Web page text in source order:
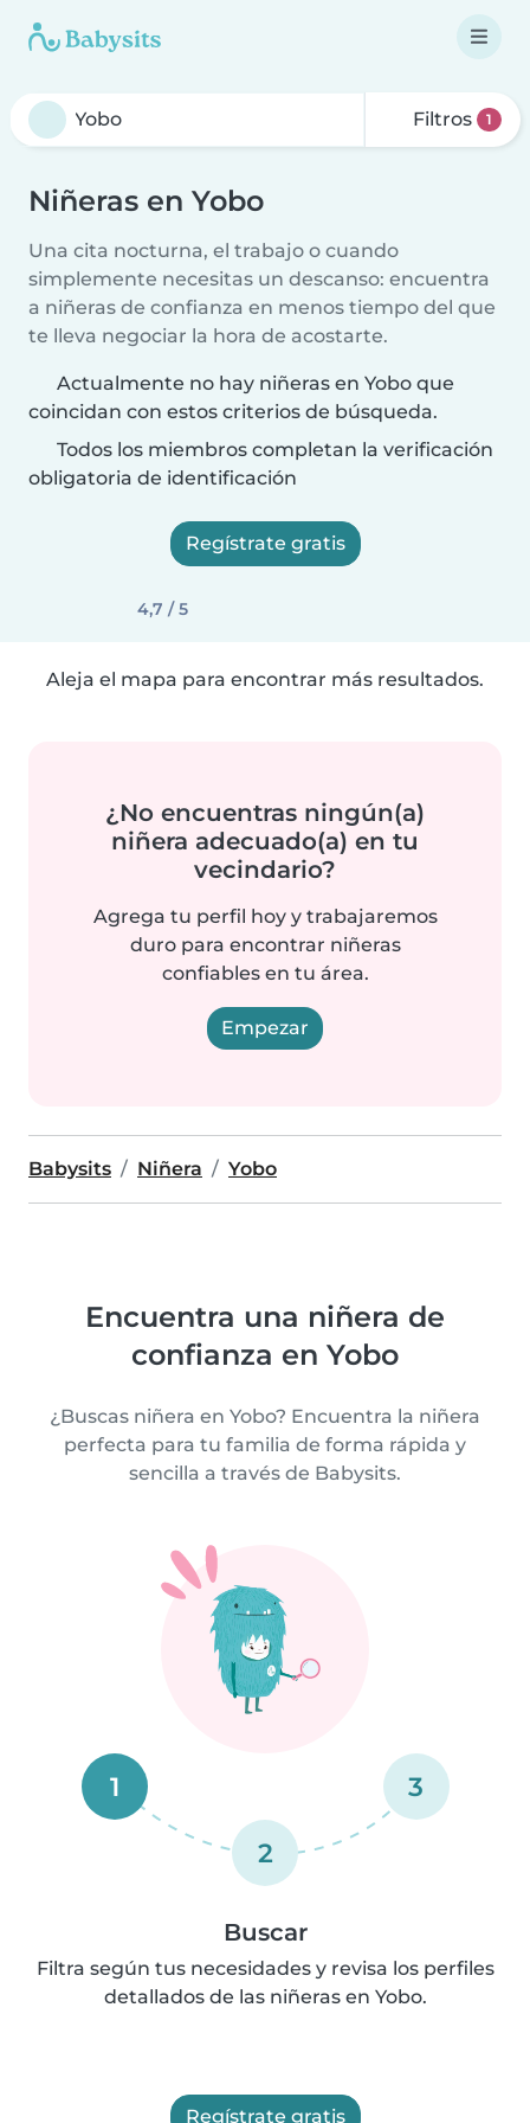
Filtros 1
Niñeras en Yobo
Una cita nocturna, el trabajo o cuando
simplemente necesitas un descanso: encuentra
a niñeras de confianza en menos tiempo del que
te lleva negociar la hora de acostarte.
Actualmente no hay niñeras en Yobo que
coincidan con estos criterios de búsqueda.
Todos los miembros completan la verificación
obligatoria de identificación
Regístrate gratis
4,7 / 5
Aleja el mapa para encontrar más resultados.
¿No encuentras ningún(a)
niñera adecuado(a) en tu
vecindario?
Agrega tu perfil hoy y trabajaremos
duro para encontrar niñeras
confiables en tu área.
Empezar
Babysits Niñera Yobo
Encuentra una niñera de
confianza en Yobo
¿Buscas niñera en Yobo? Encuentra la niñera
perfecta para tu familia de forma rápida y
sencilla a través de Babysits.
1
2
3
Buscar
Filtra según tus necesidades y revisa los perfiles
detallados de las niñeras en Yobo.
Regístrate gratis